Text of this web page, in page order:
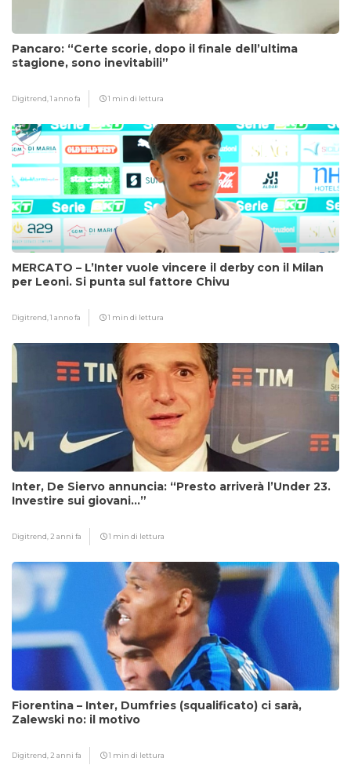
Pancaro: “Certe scorie, dopo il finale dell’ultima
stagione, sono inevitabili”
Digitrend,1 anno fa 1 min di lettura
MERCATO – L’Inter vuole vincere il derby con il Milan
per Leoni. Si punta sul fattore Chivu
Digitrend,1 anno fa 1 min di lettura
Inter, De Siervo annuncia: “Presto arriverà l’Under 23.
Investire sui giovani…”
Digitrend, 2 anni fa 1 min di lettura
Fiorentina – Inter, Dumfries (squalificato) ci sarà,
Zalewski no: il motivo
Digitrend, 2 anni fa 1 min di lettura